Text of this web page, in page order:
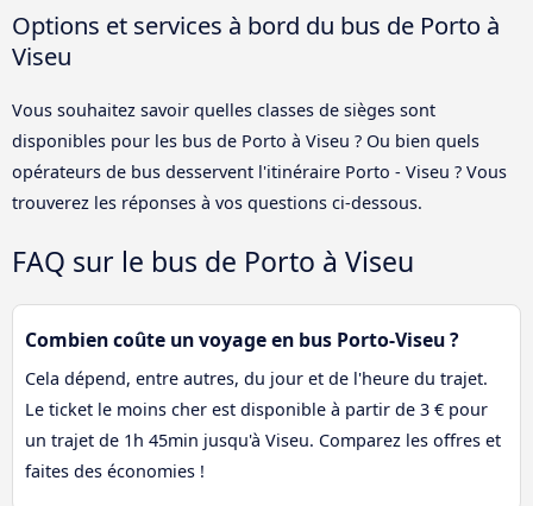
Options et services à bord du bus de Porto à
Viseu
Vous souhaitez savoir quelles classes de sièges sont
disponibles pour les bus de Porto à Viseu ? Ou bien quels
opérateurs de bus desservent l'itinéraire Porto - Viseu ? Vous
trouverez les réponses à vos questions ci-dessous.
FAQ sur le bus de Porto à Viseu
Combien coûte un voyage en bus Porto-Viseu ?
Cela dépend, entre autres, du jour et de l'heure du trajet.
Le ticket le moins cher est disponible à partir de 3 € pour
un trajet de 1h 45min jusqu'à Viseu. Comparez les offres et
faites des économies !